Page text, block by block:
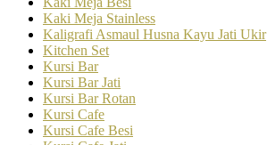
Kaki Meja Stainless
Kaligrafi Asmaul Husna Kayu Jati Ukir
Kitchen Set
Kursi Bar
Kursi Bar Jati
Kursi Bar Rotan
Kursi Cafe
Kursi Cafe Besi